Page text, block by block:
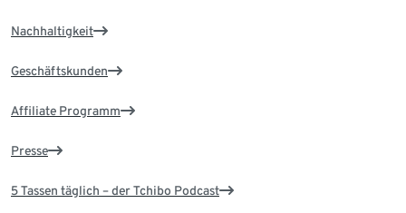
Nachhaltigkeit
Geschäftskunden
Affiliate Programm
Presse
5 Tassen täglich – der Tchibo Podcast